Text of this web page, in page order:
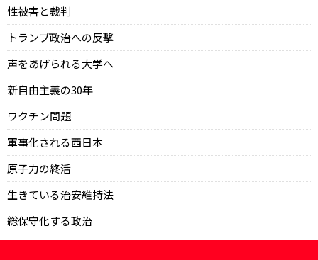
性被害と裁判
トランプ政治への反撃
声をあげられる大学へ
新自由主義の30年
ワクチン問題
軍事化される西日本
原子力の終活
生きている治安維持法
総保守化する政治